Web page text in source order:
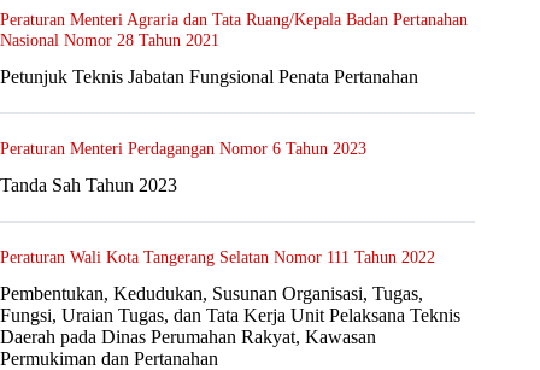
Peraturan Menteri Agraria dan Tata Ruang/Kepala Badan Pertanahan
Nasional Nomor 28 Tahun 2021
Petunjuk Teknis Jabatan Fungsional Penata Pertanahan
Peraturan Menteri Perdagangan Nomor 6 Tahun 2023
Tanda Sah Tahun 2023
Peraturan Wali Kota Tangerang Selatan Nomor 111 Tahun 2022
Pembentukan, Kedudukan, Susunan Organisasi, Tugas,
Fungsi, Uraian Tugas, dan Tata Kerja Unit Pelaksana Teknis
Daerah pada Dinas Perumahan Rakyat, Kawasan
Permukiman dan Pertanahan